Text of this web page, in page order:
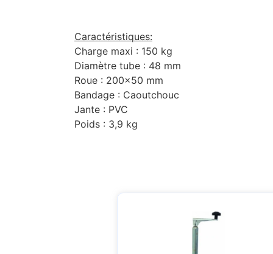
Caractéristiques:
Charge maxi : 150 kg
Diamètre tube : 48 mm
Roue : 200×50 mm
Bandage : Caoutchouc
Jante : PVC
Poids : 3,9 kg